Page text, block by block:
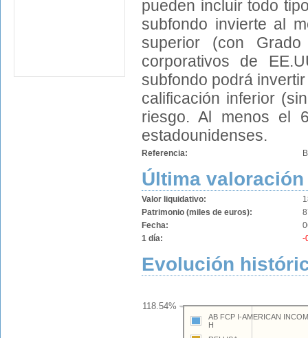
pueden incluir todo
subfondo invierte al
superior (con
corporativos de
subfondo podrá
calificación inferior
riesgo. Al menos el
estadounidenses.
Referencia:
Última valoración
Valor liquidativo:
Patrimonio (miles de euros):
Fecha:
1 día:
-
Evolución
118.54%
AB FCP I-AMERICAN
H